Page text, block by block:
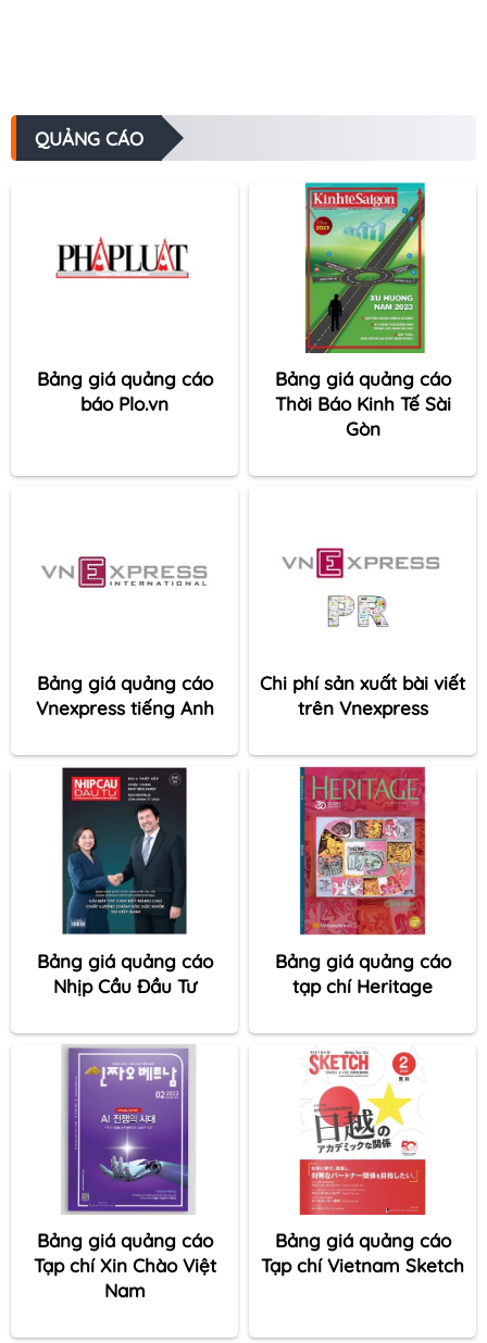
QUẢNG CÁO
Bảng giá quảng cáo
báo Plo.vn
Bảng giá quảng cáo
Thời Báo Kinh Tế Sài
Gòn
Bảng giá quảng cáo
Vnexpress tiếng Anh
Chi phí sản xuất bài viết
trên Vnexpress
Bảng giá quảng cáo
Nhịp Cầu Đầu Tư
Bảng giá quảng cáo
tạp chí Heritage
Bảng giá quảng cáo
Tạp chí Xin Chào Việt
Nam
Bảng giá quảng cáo
Tạp chí Vietnam Sketch